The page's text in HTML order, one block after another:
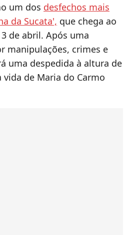
um dos desfechos mais
da Sucata', que chega ao
de abril. Após uma
manipulações, crimes e
uma despedida à altura de
de Maria do Carmo